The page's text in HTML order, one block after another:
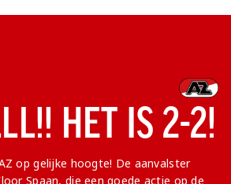
HET IS 2-2!
op gelijke hoogte! De aanvalster
Spaan, die een goede actie op de